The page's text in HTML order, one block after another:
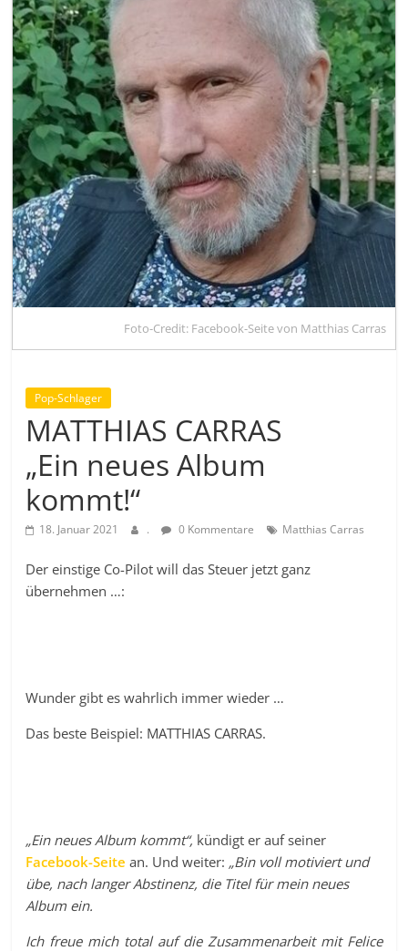
Foto-Credit: Facebook-Seite von Matthias Carras
Pop-Schlager
MATTHIAS CARRAS
„Ein neues Album
kommt!“
18. Januar 2021 . 0 Kommentare Matthias Carras
Der einstige Co-Pilot will das Steuer jetzt ganz
übernehmen …:
Wunder gibt es wahrlich immer wieder …
Das beste Beispiel: MATTHIAS CARRAS.
„Ein neues Album kommt“, kündigt er auf seiner
Facebook-Seite an. Und weiter: „Bin voll motiviert und
übe, nach langer Abstinenz, die Titel für mein neues
Album ein.
Ich freue mich total auf die Zusammenarbeit mit Felice